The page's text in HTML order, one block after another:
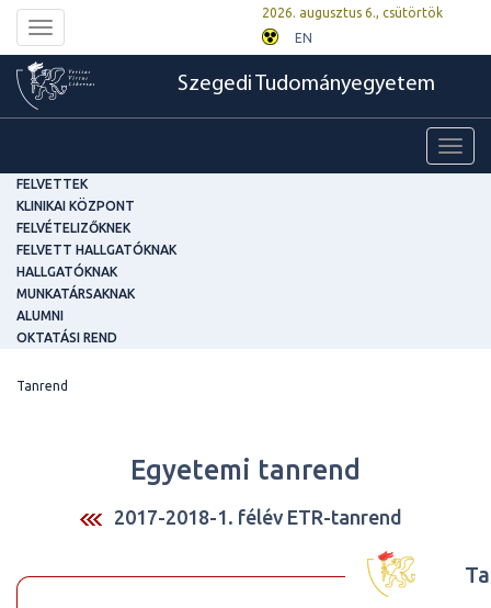
Toggle
navigation
2026. augusztus 6., csütörtök
EN
Szegedi Tudományegyetem
FELVETTEK
KLINIKAI KÖZPONT
FELVÉTELIZŐKNEK
FELVETT HALLGATÓKNAK
HALLGATÓKNAK
MUNKATÁRSAKNAK
ALUMNI
OKTATÁSI REND
Tanrend
Egyetemi tanrend
2017-2018-1. félév ETR-tanrend